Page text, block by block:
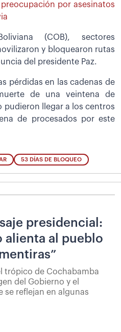
por asesinatos
(COB), sectores
y bloquearon rutas
del presidente Paz.
pérdidas en las cadenas de
de una veintena de
pudieron llegar a los centros
de procesados por este
53 DÍAS DE BLOQUEO
presidencial:
alienta al pueblo
trópico de Cochabamba
del Gobierno y el
reflejan en algunas